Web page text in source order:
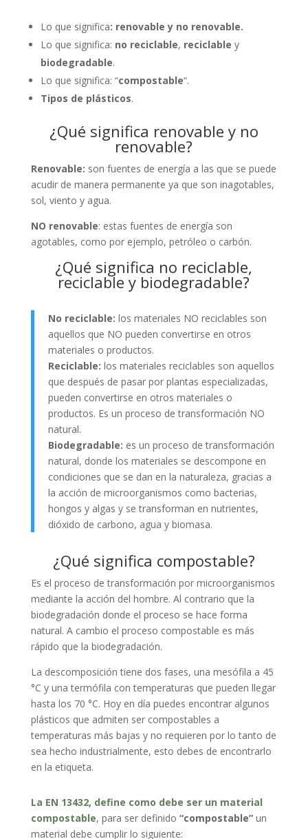
Lo que significa: renovable y no renovable.
Lo que significa: no reciclable, reciclable y
biodegradable.
Lo que significa: “compostable“.
Tipos de plásticos.
¿Qué significa renovable y no
renovable?
Renovable: son fuentes de energía a las que se puede
acudir de manera permanente ya que son inagotables,
sol, viento y agua.
NO renovable: estas fuentes de energía son
agotables, como por ejemplo, petróleo o carbón.
¿Qué significa no reciclable,
reciclable y biodegradable?
No reciclable: los materiales NO reciclables son
aquellos que NO pueden convertirse en otros
materiales o productos.
Reciclable: los materiales reciclables son aquellos
que después de pasar por plantas especializadas,
pueden convertirse en otros materiales o
productos. Es un proceso de transformación NO
natural.
Biodegradable: es un proceso de transformación
natural, donde los materiales se descompone en
condiciones que se dan en la naturaleza, gracias a
la acción de microorganismos como bacterias,
hongos y algas y se transforman en nutrientes,
dióxido de carbono, agua y biomasa.
¿Qué significa compostable?
Es el proceso de transformación por microorganismos
mediante la acción del hombre. Al contrario que la
biodegradación donde el proceso se hace forma
natural. A cambio el proceso compostable es más
rápido que la biodegradación.
La descomposición tiene dos fases, una mesófila a 45
°C y una termófila con temperaturas que pueden llegar
hasta los 70 °C. Hoy en día puedes encontrar algunos
plásticos que admiten ser compostables a
temperaturas más bajas y no requieren por lo tanto de
sea hecho industrialmente, esto debes de encontrarlo
en la etiqueta.
La EN 13432, define como debe ser un material
compostable, para ser definido “compostable”un
material debe cumplir lo siguiente: